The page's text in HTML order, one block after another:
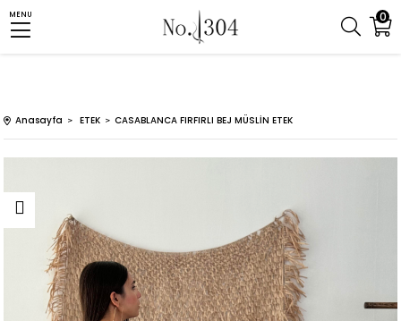
0
MENU
Anasayfa ETEK CASABLANCA FIRFIRLI BEJ MÜSLİN ETEK